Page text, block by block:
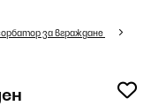
за вграждане